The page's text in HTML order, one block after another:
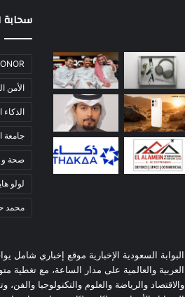
الأمن
جامعة
صحة و
لولو
محمد
البوابة السعودية الإخبارية موقع إخباري شامل
العربية والعالمية على مدار الساعة، مع تغطية
والاقتصاد والرياضة والعلوم والتكنولوجيا والفن،